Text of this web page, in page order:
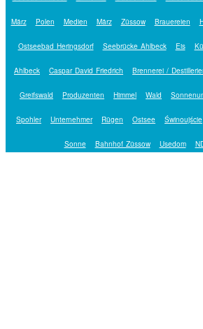
März Polen Medien März Züssow Brauereien
Ostseebad Heringsdorf Seebrücke Ahlbeck Eis
Ahlbeck Caspar David Friedrich Brennerei /
Greifswald Produzenten Himmel Wald
Spohler Unternehmer Rügen Ostsee Świnoujście
Sonne Bahnhof Züssow Usedom